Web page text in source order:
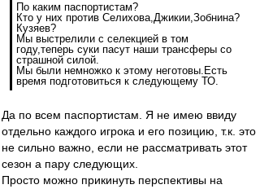
По каким паспортистам?
Кто у них против Селихова,Джикии,Зобнина?
Кузяев?
Мы выстрелили с селекцией в том
году,теперь суки пасут наши трансферы со
страшной силой.
Мы были немножко к этому неготовы.Есть
время подготовиться к следующему ТО.
Да по всем паспортистам. Я не имею ввиду
отдельно каждого игрока и его позицию, т.к. это
не сильно важно, если не рассматривать этот
сезон а пару следующих.
Просто можно прикинуть перспективы на